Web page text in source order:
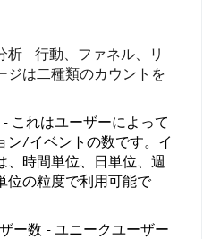
析 - 行動、ファネル、リ
ジは二種類のカウントを
これはユーザーによって
ン/イベントの数です。イ
、時間単位、日単位、週
位の粒度で利用可能で
ー数 - ユニークユーザー